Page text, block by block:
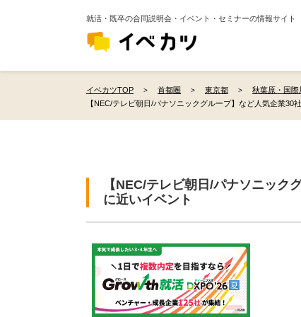
就活・既卒の合同説明会・イベント・セミナーの情報サイト
イベカツTOP 首都圏 東京都
秋葉原・国際
【NEC/テレビ朝日/パナソニックグループ】など人気企業
【NEC/テレビ朝日/パナソニック
に近いイベント